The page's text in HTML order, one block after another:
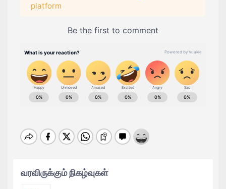
வரவிருக்கும் நிகழ்வுகள்
ரஷ்யா உக்ரைன் இடையே கடுமையான